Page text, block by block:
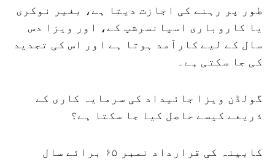
طور پر رہنے کی اجازت دیتا ہے، بغیر نوکری
یا کاروباری اسپانسرشپ کے، اور ویزا دس
سال کے لیے کارآمد ہوتا ہے اور اس کی تجدید
کی جا سکتی ہے۔
گولڈن ویزا جائیداد کی سرمایہ کاری کے
ذریعے کیسے حاصل کیا جا سکتا ہے؟
کابینہ کی قرارداد نمبر ۶۵ برائے سال